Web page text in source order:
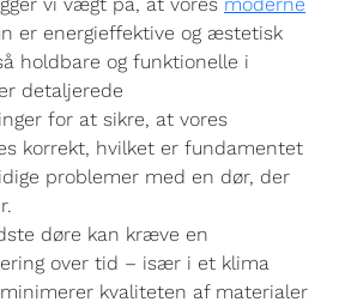
er energieffektive og æstetisk
holdbare og funktionelle i
detaljerede
for at sikre, at vores
korrekt, hvilket er fundamentet
problemer med en dør, der
døre kan kræve en
over tid – især i et klima
kvaliteten af materialer